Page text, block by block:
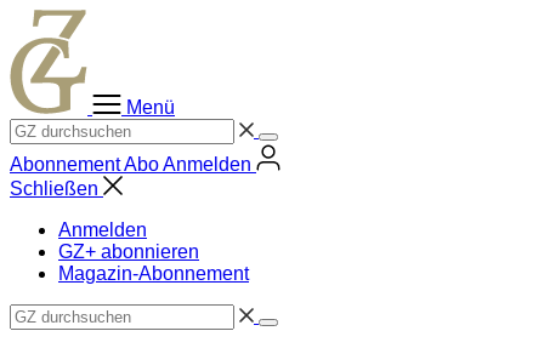
Zum
Inhalt
springen
Menü
AbonnementAboAnmelden
Schließen
Anmelden
GZ+ abonnieren
Magazin-Abonnement